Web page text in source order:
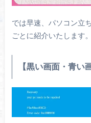
では早速、パソコン立
ごとに紹介いたします。
【黒い画面・青い